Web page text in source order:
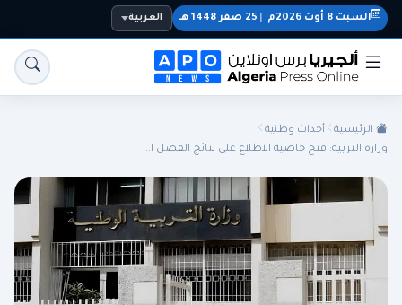
الجزائر الجالية المنتخب الوطني سياسة
السبت 8 أوت 2026م 25 صفر 1448 هـ العربية
الرئيسية
أحداث وطنية
وزارة التربية: فتح خاصية الاطلاع على نتائج الفصل ا...